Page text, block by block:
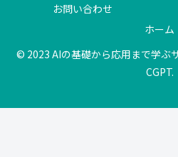
お問い合わせ
ホーム
© 2023 AIの基礎から応用まで学
CGPT.